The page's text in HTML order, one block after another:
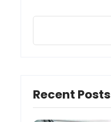
Recent Posts